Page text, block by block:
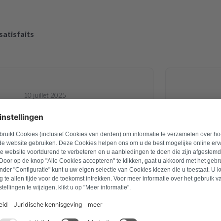
10 juillet 2025
carte électronique d un sèche linge
d alimentation, elle est revenue et
Pour le prix c est une
le sèche linge est reparti pour
années Je recommande 👍
Site Web
commander
une